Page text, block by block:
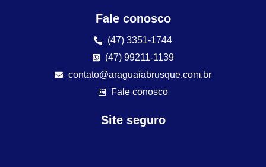
Fale conosco
(47) 3351-1744
(47) 99211-1139
contato@araguaiabrusque.com.br
Fale conosco
Site seguro